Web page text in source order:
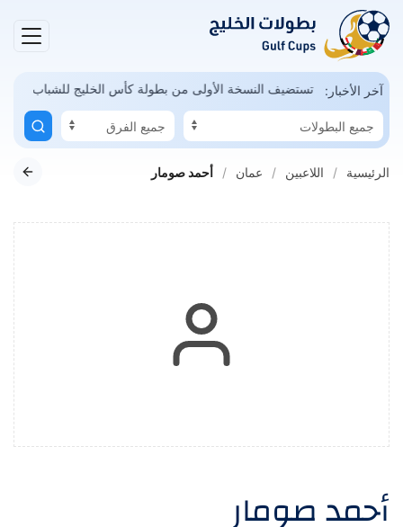
آخر الأخبار:السعودية تستضيف النسخة الأولى من بطولة كأس الخليج للشباب
الرئيسية اللاعبين عمان أحمد صومار
أحمد صومار